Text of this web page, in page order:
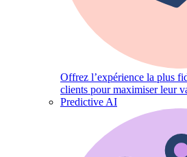
Offrez l’expérience la plus
clients pour maximiser leur
Predictive AI